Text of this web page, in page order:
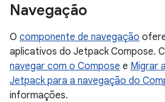
Navegação
O componente de navegação
aplicativos do Jetpack Compose.
navegar com o Compose e Migrar
Jetpack para a navegação do
informações.